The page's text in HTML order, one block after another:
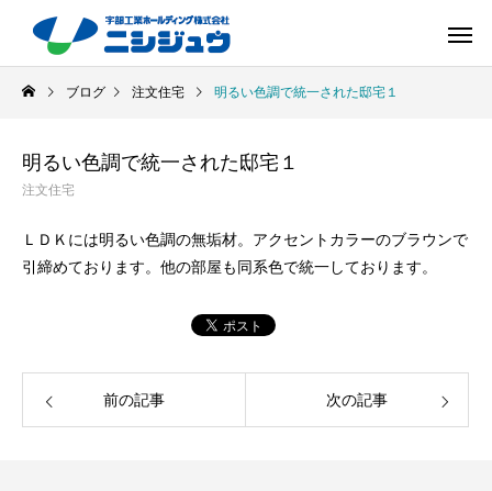
ブログ 注文住宅 明るい色調で統一された邸宅１
明るい色調で統一された邸宅１
注文住宅
ＬＤＫには明るい色調の無垢材。アクセントカラーのブラウンで
引締めております。他の部屋も同系色で統一しております。
前の記事 次の記事